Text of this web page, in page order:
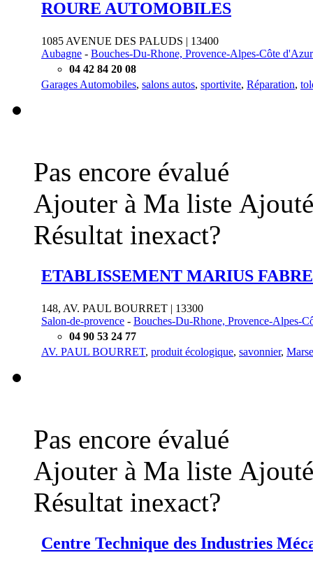
ROURE AUTOMOBILES
1085 AVENUE DES PALUDS | 13400
Aubagne - Bouches-Du-Rhone, Provence-Alpes-Côte d'Azur
04 42 84 20 08
Garages Automobiles, salons autos, sportivite, Réparation,
Pas encore évalué
Ajouter à Ma liste
Résultat inexact?
ETABLISSEMENT MARIUS
148, AV. PAUL BOURRET | 13300
Salon-de-provence - Bouches-Du-Rhone, Provence-Alpes-
04 90 53 24 77
AV. PAUL BOURRET, produit écologique, savonnier,
Pas encore évalué
Ajouter à Ma liste
Résultat inexact?
Centre Technique des Industries